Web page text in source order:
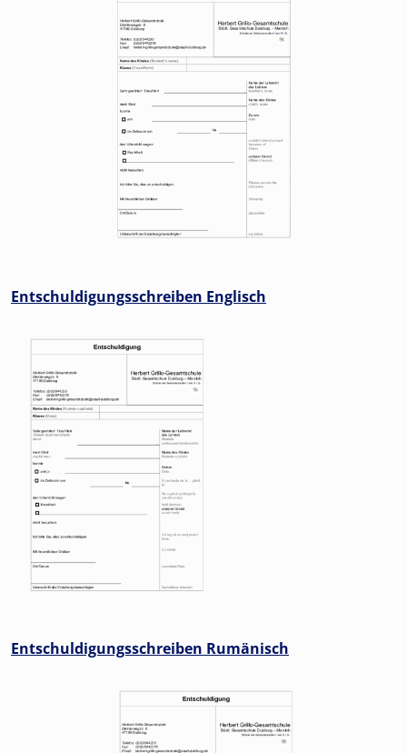
Entschuldigungsschreiben Englisch
Entschuldigungsschreiben Rumänisch